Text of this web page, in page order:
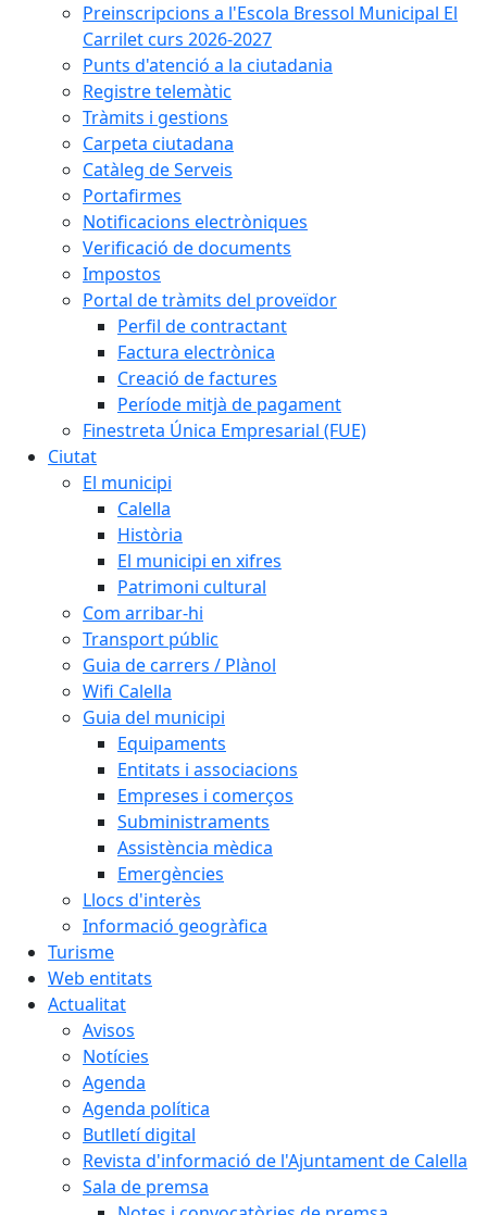
Preinscripcions a l'Escola Bressol Municipal El
Carrilet curs 2026-2027
Punts d'atenció a la ciutadania
Registre telemàtic
Tràmits i gestions
Carpeta ciutadana
Catàleg de Serveis
Portafirmes
Notificacions electròniques
Verificació de documents
Impostos
Portal de tràmits del proveïdor
Perfil de contractant
Factura electrònica
Creació de factures
Període mitjà de pagament
Finestreta Única Empresarial (FUE)
Ciutat
El municipi
Calella
Història
El municipi en xifres
Patrimoni cultural
Com arribar-hi
Transport públic
Guia de carrers / Plànol
Wifi Calella
Guia del municipi
Equipaments
Entitats i associacions
Empreses i comerços
Subministraments
Assistència mèdica
Emergències
Llocs d'interès
Informació geogràfica
Turisme
Web entitats
Actualitat
Avisos
Notícies
Agenda
Agenda política
Butlletí digital
Revista d'informació de l'Ajuntament de Calella
Sala de premsa